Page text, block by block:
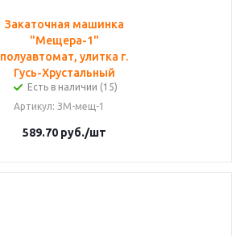
Закаточная машинка
"Мещера-1"
полуавтомат, улитка г.
Гусь-Хрустальный
Есть в наличии (15)
Артикул: ЗМ-мещ-1
589.70руб./шт